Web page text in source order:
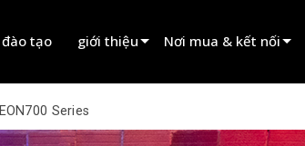
đào tạo giới thiệu
tin tức
Nơi mua & kết nối
Tìm đối tác cho thuê
EON700 Series